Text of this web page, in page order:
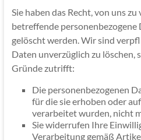
Sie haben das Recht, von uns zu
betreffende personenbezogene
gelöscht werden. Wir sind
Daten unverzüglich zu löschen,
Gründe zutrifft:
Die personenbezogenen
für die sie erhoben oder
verarbeitet wurden, nicht
Sie widerrufen Ihre
Verarbeitung gemäß